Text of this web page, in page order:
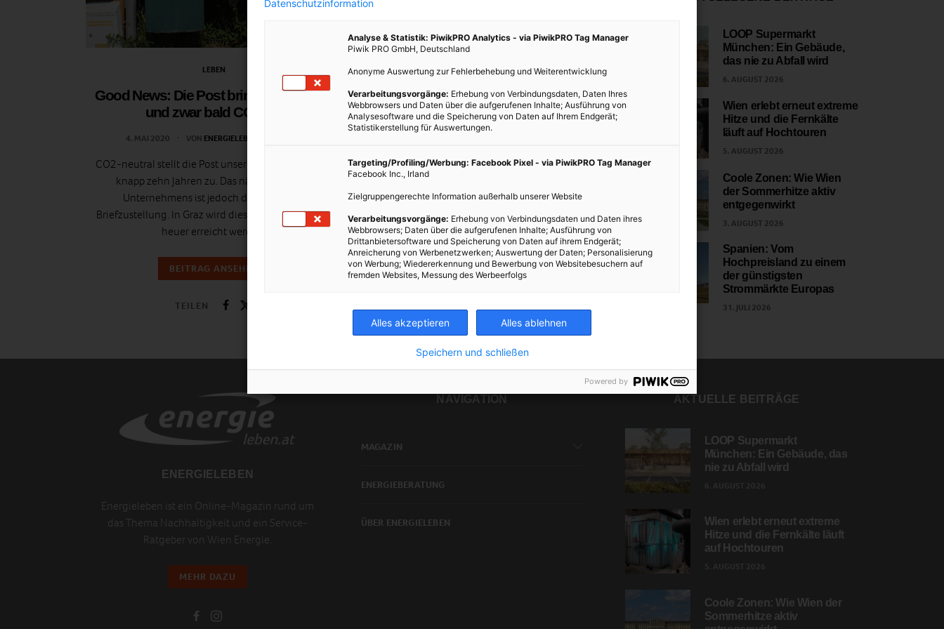
LEBEN
Good News: Die Post bringt allen was –
und zwar bald CO2-frei
4. MAI 2020 VON ENERGIELEBEN REDAKTION
CO2-neutral stellt die Post unsere Briefe bereits seit
knapp zehn Jahren zu. Das nächste Ziel des
Unternehmens ist jedoch die CO2-freie
Briefzustellung. In Graz wird dieses Ziel wohl schon
heuer erreicht werden.
BEITRAG ANSEHEN
TEILEN
LOOP Supermarkt
München: Ein Gebäude,
das nie zu Abfall wird
6. AUGUST 2026
Wien erlebt erneut extreme
Hitze und die Fernkälte
läuft auf Hochtouren
5. AUGUST 2026
Coole Zonen: Wie Wien
der Sommerhitze aktiv
entgegenwirkt
3. AUGUST 2026
Spanien: Vom
Hochpreisland zu einem
der günstigsten
Strommärkte Europas
31. JULI 2026
ENERGIELEBEN
Energieleben ist ein Online-Magazin rund um
das Thema Nachhaltigkeit und ein Service-
Ratgeber von Wien Energie.
MEHR DAZU
NAVIGATION
MAGAZIN
ENERGIEBERATUNG
ÜBER ENERGIELEBEN
AKTUELLE BEITRÄGE
LOOP Supermarkt
München: Ein Gebäude, das
nie zu Abfall wird
Wien erlebt erneut extreme
Hitze und die Fernkälte läuft
auf Hochtouren
Coole Zonen: Wie Wien der
Sommerhitze aktiv
Datenschutzinformation
Analyse & Statistik: PiwikPRO Analytics - via PiwikPRO Tag Manager
Piwik PRO GmbH, Deutschland
Anonyme Auswertung zur Fehlerbehebung und Weiterentwicklung
Verarbeitungsvorgänge: Erhebung von Verbindungsdaten, Daten Ihres
Webbrowsers und Daten über die aufgerufenen Inhalte; Ausführung von
Analysesoftware und die Speicherung von Daten auf Ihrem Endgerät;
Statistikerstellung für Auswertungen.
Targeting/Profiling/Werbung: Facebook Pixel - via PiwikPRO Tag Manager
Facebook Inc., Irland
Zielgruppengerechte Information außerhalb unserer Website
Verarbeitungsvorgänge: Erhebung von Verbindungsdaten und Daten ihres
Webbrowsers; Daten über die aufgerufenen Inhalte; Ausführung von
Drittanbietersoftware und Speicherung von Daten auf ihrem Endgerät;
Anreicherung von Werbenetzwerken; Auswertung der Daten; Personalisierung
von Werbung; Wiedererkennung und Bewerbung von Websitebesuchern auf
fremden Websites, Messung des Werbeerfolgs
Alles akzeptieren Alles ablehnen
Speichern und schließen
Powered by